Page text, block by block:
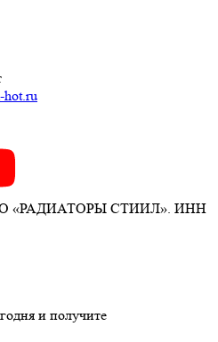
hot.ru
«РАДИАТОРЫ СТИИЛ». ИНН
и получите